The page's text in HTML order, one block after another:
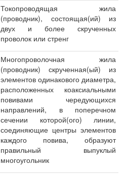
Токопроводящая жила
(проводник), состоящая(ий) из
двух и более скрученных
проволок или стренг
Многопроволочная жила
(проводник) скрученная(ый) из
элементов одинакового диаметра,
расположенных коаксиальными
повивами чередующихся
направлений, в поперечном
сечении которой(ого) линии,
соединяющие центры элементов
каждого повива, образуют
правильный выпуклый
многоугольник